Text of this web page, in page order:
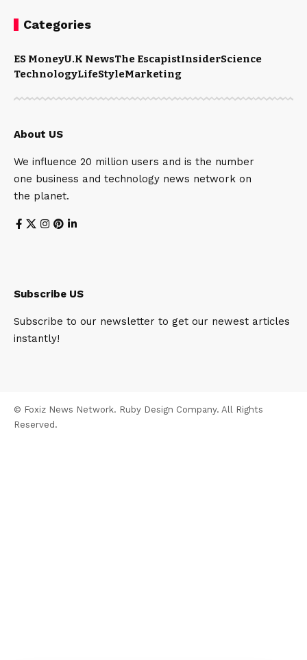
Categories
ES MoneyU.K NewsThe EscapistInsiderScience
TechnologyLifeStyleMarketing
About US
We influence 20 million users and is the number
one business and technology news network on
the planet.
Subscribe US
Subscribe to our newsletter to get our newest articles
instantly!
© Foxiz News Network. Ruby Design Company. All Rights
Reserved.